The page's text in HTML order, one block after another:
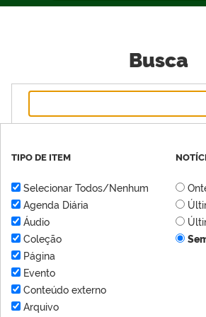
Busca
TIPO DE ITEM
Selecionar Todos/Nenhum
Agenda Diária
Áudio
Coleção
Página
Evento
Conteúdo externo
Arquivo